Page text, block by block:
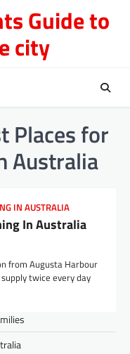
Guide to
city
Places for
Australia
IN AUSTRALIA
In Australia
from Augusta Harbour
twice every day